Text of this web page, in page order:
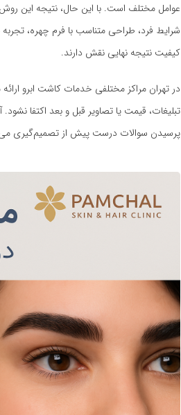
عوامل مختلف است. با این حال، نتیجه این
شرایط فرد، طراحی متناسب با فرم چهره،
کیفیت نتیجه نهایی نقش دارند.
در تهران مراکز مختلفی خدمات کاشت ابرو
تبلیغات، قیمت یا تصاویر قبل و بعد اکتفا
پرسیدن سوالات درست پیش از تصمیم‌گیری